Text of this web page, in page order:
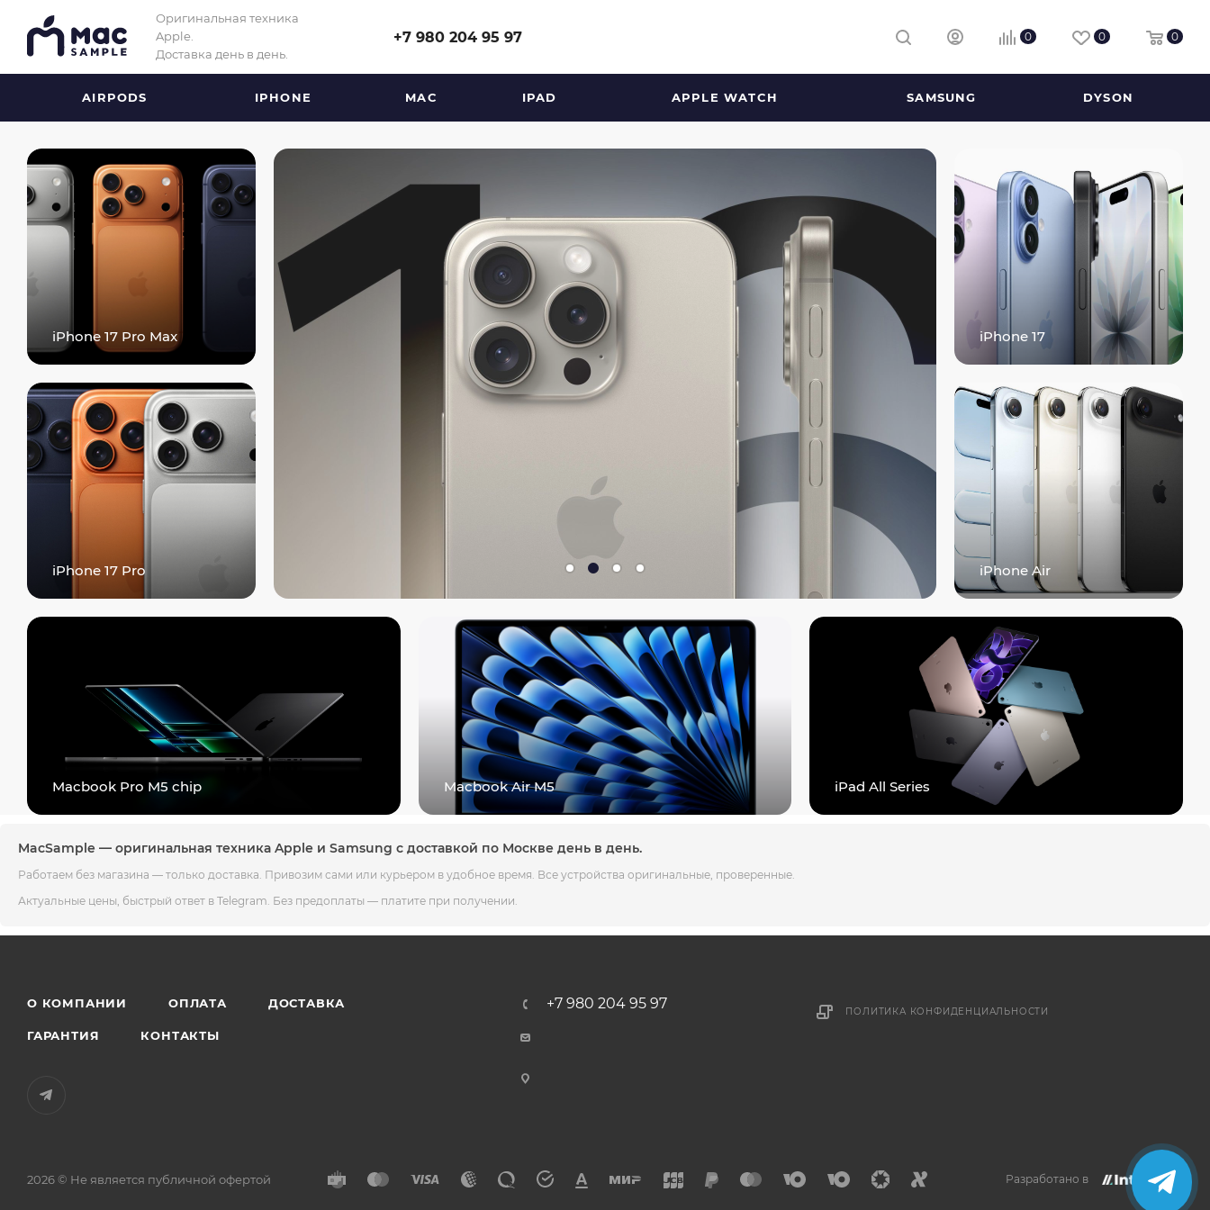
Оригинальная техника Apple в Москве с доставкой в день заказа
Оригинальная техника
Apple.
Доставка день в день.
+7 980 204 95 97 0 0 0
AIRPODS IPHONE MAC IPAD APPLE WATCH SAMSUNG DYSON
iPhone 17 Pro Max
iPhone 17 Pro
iPhone 17
iPhone Air
Macbook Pro M5 chip Macbook Air M5 iPad All Series
MacSample — оригинальная техника Apple и Samsung с доставкой по Москве день в день.
Работаем без магазина — только доставка. Привозим сами или курьером в удобное время. Все устройства оригинальные, проверенные.
Актуальные цены, быстрый ответ в Telegram. Без предоплаты — платите при получении.
О КОМПАНИИ ОПЛАТА ДОСТАВКА
ГАРАНТИЯ КОНТАКТЫ
+7 980 204 95 97 ПОЛИТИКА КОНФИДЕНЦИАЛЬНОСТИ
2026 © Не является публичной офертой Разработано в